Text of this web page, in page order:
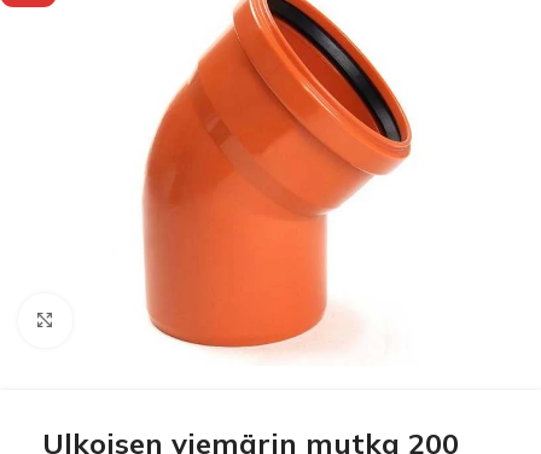
Click to enlarge
Ulkoisen viemärin mutka 200